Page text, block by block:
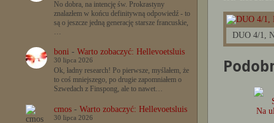
No dobra, na intencję św. Prokrastyny
znalazłem w końcu definitywną odpowiedź - to
są o jeszcze jedną generację starsze francuskie,
…
boni- Warto zobaczyć: Hellevoetsluis
30 lipca 2026
Ok, ładny research! Po pierwsze, myślałem, że
to coś mniejszego, po drugie zapomniałem o
Szwedach z Finspong, ale to nawet…
cmos- Warto zobaczyć: Hellevoetsluis
30 lipca 2026
DUO 4/1,
Na